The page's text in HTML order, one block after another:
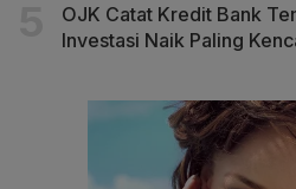
OJK Catat Kredit Bank
Investasi Naik Paling